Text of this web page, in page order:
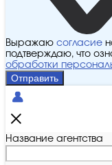
Выражаю согласие
подтверждаю, что
обработки
Отправить
Название агентства